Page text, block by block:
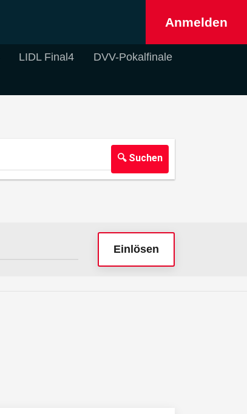
Anmelden
LIDL Final4 DVV-Pokalfinale
🔍 Suchen
Einlösen